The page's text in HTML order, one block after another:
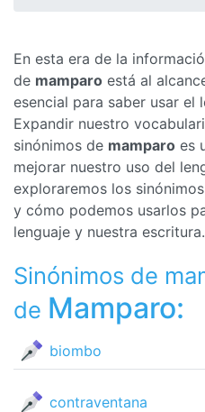
En esta era de la
de mamparo está al
esencial para saber usar el
Expandir nuestro
sinónimos de mamparo es
mejorar nuestro uso del
exploraremos los
y cómo podemos usarlos
lenguaje y nuestra escritura.
Sinónimos de
de Mamparo:
biombo
contraventana